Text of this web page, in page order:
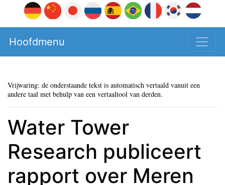
Hoofdmenu
Vrijwaring: de onderstaande tekst is automatisch vertaald vanuit een
andere taal met behulp van een vertaaltool van derden.
Water Tower
Research publiceert
rapport over Meren